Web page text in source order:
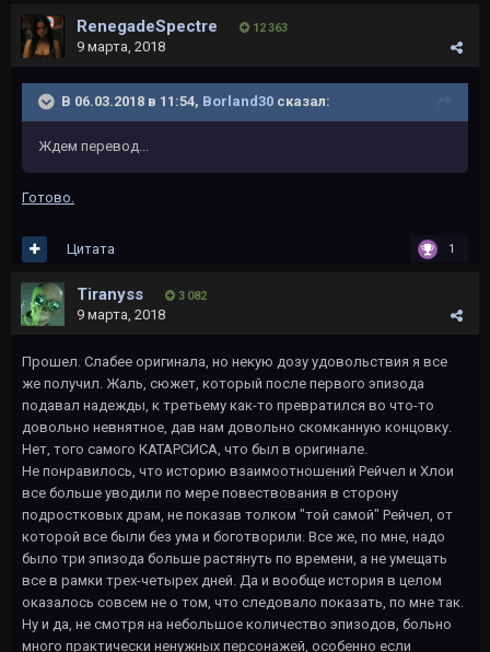
RenegadeSpectre 12 363
9 марта, 2018
В 06.03.2018 в 11:54, Borland30 сказал:
Ждем перевод...
Готово.
1
Цитата
Tiranyss 3 082
9 марта, 2018
Прошел. Слабее оригинала, но некую дозу удовольствия я все
же получил. Жаль, сюжет, который после первого эпизода
подавал надежды, к третьему как-то превратился во что-то
довольно невнятное, дав нам довольно скомканную концовку.
Нет, того самого КАТАРСИСА, что был в оригинале.
Не понравилось, что историю взаимоотношений Рейчел и Хлои
все больше уводили по мере повествования в сторону
подростковых драм, не показав толком "той самой" Рейчел, от
которой все были без ума и боготворили. Все же, по мне, надо
было три эпизода больше растянуть по времени, а не умещать
все в рамки трех-четырех дней. Да и вообще история в целом
оказалось совсем не о том, что следовало показать, по мне так.
Ну и да, не смотря на небольшое количество эпизодов, больно
много практически ненужных персонажей, особенно если